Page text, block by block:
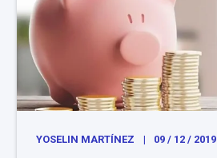
YOSELIN MARTÍNEZ 09 / 12 / 2019